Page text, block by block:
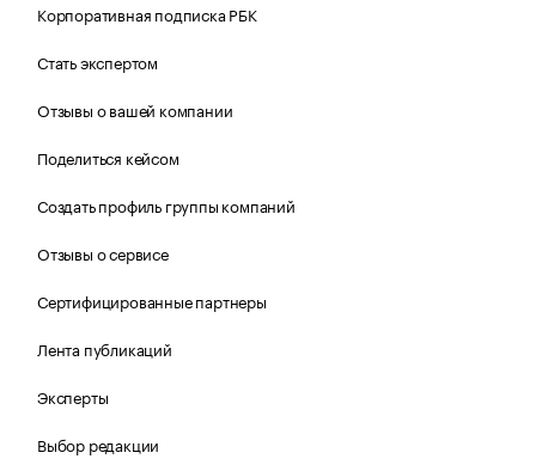
Корпоративная подписка РБК
Стать экспертом
Отзывы о вашей компании
Поделиться кейсом
Создать профиль группы компаний
Отзывы о сервисе
Сертифицированные партнеры
Лента публикаций
Эксперты
Выбор редакции